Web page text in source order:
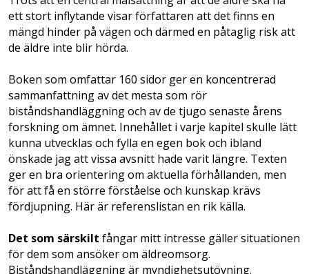
ett stort inflytande visar författaren att det finns en
mängd hinder på vägen och därmed en påtaglig risk att
de äldre inte blir hörda.
Boken som omfattar 160 sidor ger en koncentrerad
sammanfattning av det mesta som rör
biståndshandläggning och av de tjugo senaste årens
forskning om ämnet. Innehållet i varje kapitel skulle lätt
kunna utvecklas och fylla en egen bok och ibland
önskade jag att vissa avsnitt hade varit längre. Texten
ger en bra orientering om aktuella förhållanden, men
för att få en större förståelse och kunskap krävs
fördjupning. Här är referenslistan en rik källa.
Det som särskilt fångar mitt intresse gäller situationen
för dem som ansöker om äldreomsorg.
Biståndshandläggning är myndighetsutövning.